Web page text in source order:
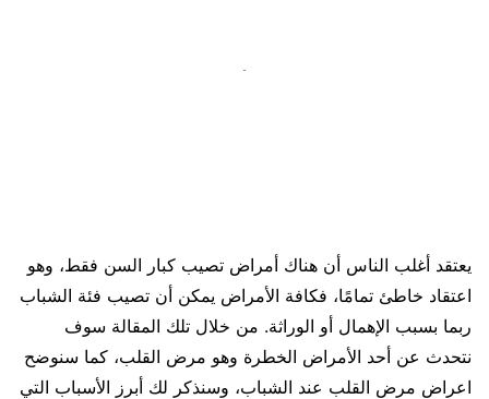
يعتقد أغلب الناس أن هناك أمراض تصيب كبار السن فقط، وهو
اعتقاد خاطئ تمامًا، فكافة الأمراض يمكن أن تصيب فئة الشباب
ربما بسبب الإهمال أو الوراثة. من خلال تلك المقالة سوف
نتحدث عن أحد الأمراض الخطرة وهو مرض القلب، كما سنوضح
اعراض مرض القلب عند الشباب، وسنذكر لك أبرز الأسباب التي